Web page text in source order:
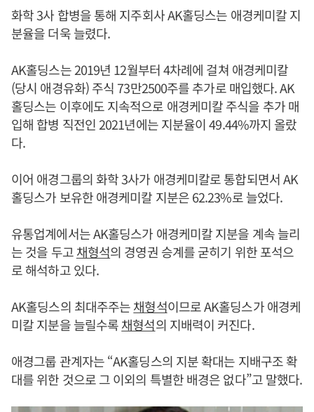
화학 3사 합병을 통해 지주회사 AK홀딩스는 애경케미칼 지
분율을 더욱 늘렸다.
AK홀딩스는 2019년 12월부터 4차례에 걸쳐 애경케미칼
(당시 애경유화) 주식 73만2500주를 추가로 매입했다. AK
홀딩스는 이후에도 지속적으로 애경케미칼 주식을 추가 매
입해 합병 직전인 2021년에는 지분율이 49.44%까지 올랐
다.
이어 애경그룹의 화학 3사가 애경케미칼로 통합되면서 AK
홀딩스가 보유한 애경케미칼 지분은 62.23%로 늘었다.
유통업계에서는 AK홀딩스가 애경케미칼 지분을 계속 늘리
는 것을 두고채형석의 경영권 승계를 굳히기 위한 포석으
로 해석하고 있다.
AK홀딩스의 최대주주는채형석이므로 AK홀딩스가 애경케
미칼 지분을 늘릴수록채형석의 지배력이 커진다.
애경그룹 관계자는 “AK홀딩스의 지분 확대는 지배구조 확
대를 위한 것으로 그 이외의 특별한 배경은 없다”고 말했다.